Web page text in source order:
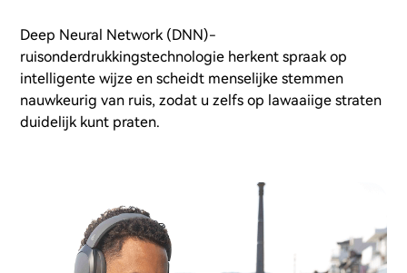
Deep Neural Network (DNN)-
ruisonderdrukkingstechnologie herkent spraak op
intelligente wijze en scheidt menselijke stemmen
nauwkeurig van ruis, zodat u zelfs op lawaaiige straten
duidelijk kunt praten.